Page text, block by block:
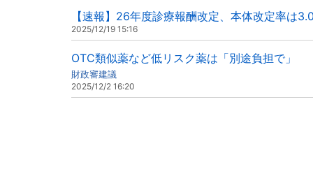
【速報】26年度診療報酬改定、本体改定率は
2025/12/19 15:16
OTC類似薬など低リスク薬は「別途負担で」
財政審建議
2025/12/2 16:20